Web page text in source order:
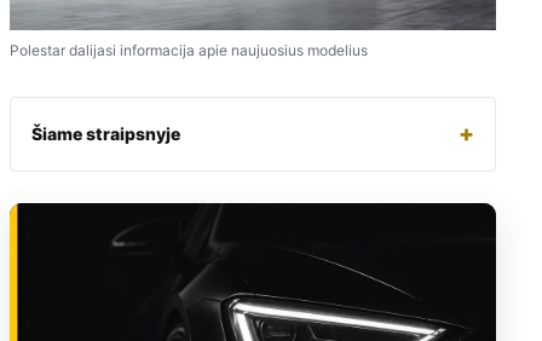
Polestar dalijasi informacija apie naujuosius modelius
Šiame straipsnyje +